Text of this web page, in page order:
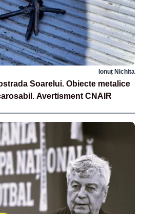
Ionuț Nichita
Soarelui. Obiecte metalice
Avertisment CNAIR